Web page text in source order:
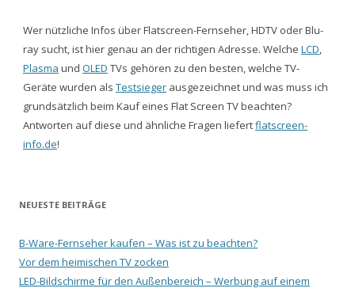
Wer nützliche Infos über Flatscreen-Fernseher, HDTV oder Blu-
ray sucht, ist hier genau an der richtigen Adresse. Welche LCD,
Plasma und OLED TVs gehören zu den besten, welche TV-
Geräte wurden als Testsieger ausgezeichnet und was muss ich
grundsätzlich beim Kauf eines Flat Screen TV beachten?
Antworten auf diese und ähnliche Fragen liefertflatscreen-
info.de!
NEUESTE BEITRÄGE
B-Ware-Fernseher kaufen – Was ist zu beachten?
Vor dem heimischen TV zocken
LED-Bildschirme für den Außenbereich – Werbung auf einem